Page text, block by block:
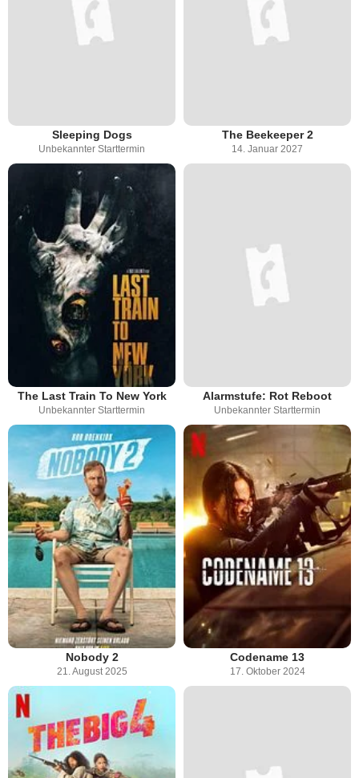
Sleeping Dogs
Unbekannter Starttermin
The Beekeeper 2
14. Januar 2027
The Last Train To New York
Unbekannter Starttermin
Alarmstufe: Rot Reboot
Unbekannter Starttermin
Nobody 2
21. August 2025
Codename 13
17. Oktober 2024